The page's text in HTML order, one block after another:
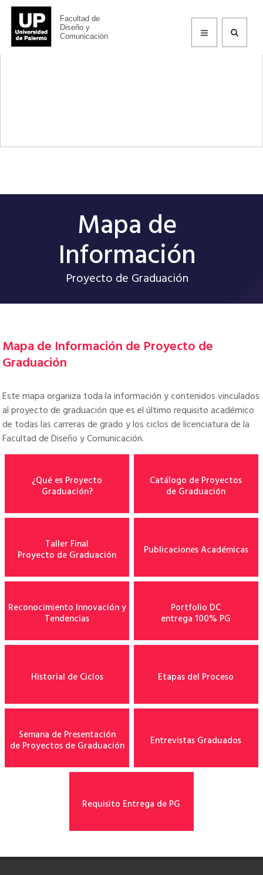
Facultad de
Diseño y
Comunicación
Información
Mapa de
Información
Proyecto de Graduación
Mapa de Información de Proyecto de
Graduación
Este mapa organiza toda la información y contenidos vinculados
al proyecto de graduación que es el último requisito académico
de todas las carreras de grado y los ciclos de licenciatura de la
Facultad de Diseño y Comunicación.
¿Qué es Proyecto
Graduación?
Catálogo de Proyectos
de Graduación
Taller Final
Proyecto de Graduación Publicaciones Académicas
Reconocimiento Innovación y
Tendencias
Portfolio DC
entrega 100% PG
Historial de Ciclos Etapas del Proceso
Semana de Presentación
de Proyectos de Graduación Entrevistas Graduados
Requisito Entrega de PG